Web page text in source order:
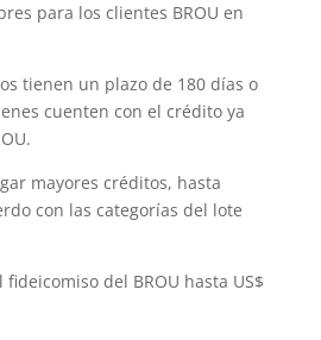
para los clientes BROU en
tienen un plazo de 180 días o
cuenten con el crédito ya
mayores créditos, hasta
con las categorías del lote
del BROU hasta US$